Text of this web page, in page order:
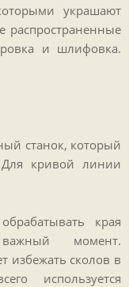
украшают
распространенные
и шлифовка.
станок, который
Для кривой линии
края
момент.
избежать сколов в
используется